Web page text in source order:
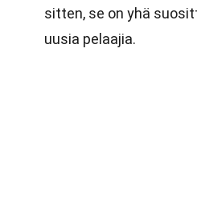
sitten, se on yhä
uusia pelaajia.